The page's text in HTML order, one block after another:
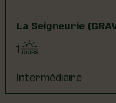
La Seigneurie
1
Intermédiaire